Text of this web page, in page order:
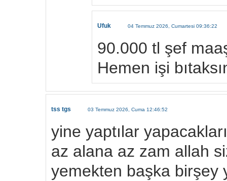
Ufuk 04 Temmuz 2026, Cumartesi 09:36:22
90.000 tl şef
Hemen işi
tss tgs 03 Temmuz 2026, Cuma 12:46:52
yine yaptılar
az alana az zam allah
yemekten başka birşey